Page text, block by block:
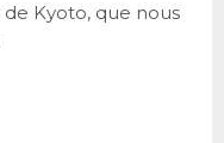
Kyoto, que nous